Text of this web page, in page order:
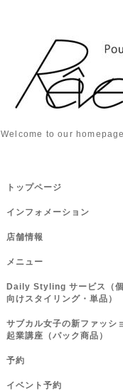
Welcome to our homepage
トップページ
インフォメーション
店舗情報
メニュー
Daily Styling サービス（
向けスタイリング・単品）
サブカル女子の新ファッシ
起業講座（パック商品）
予約
イベント予約